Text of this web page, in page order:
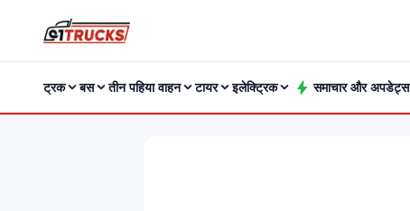
ट्रक बस तीन पहिया वाहन टायर इलेक्ट्रिक समाचार और अपडेट्स